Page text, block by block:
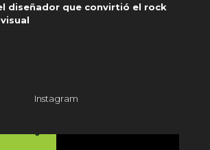
diseñador que convirtió el rock
Instagram